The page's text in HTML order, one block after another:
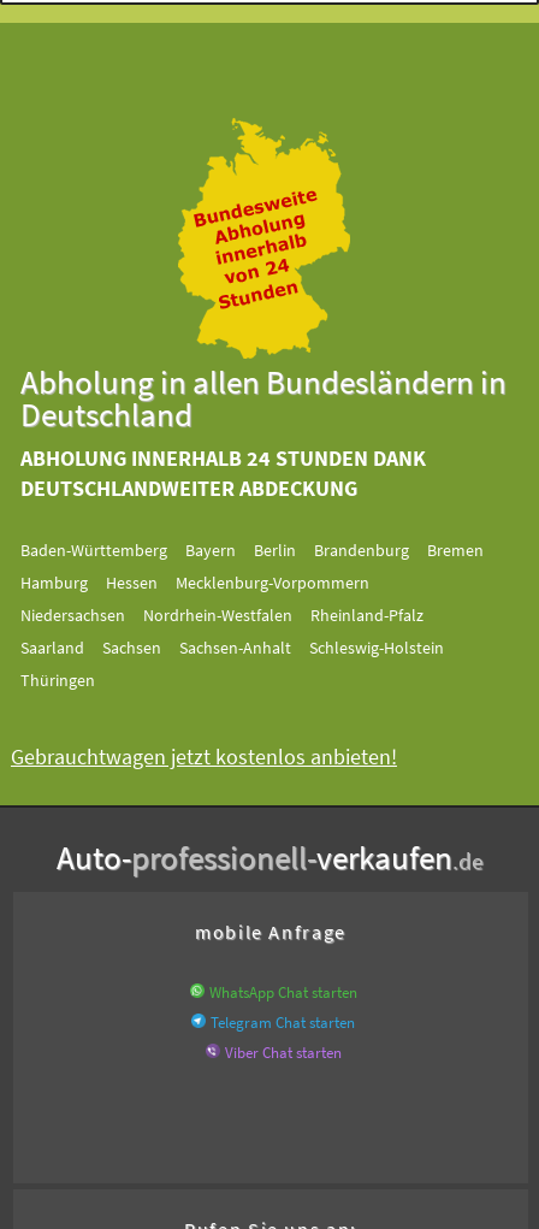
Abholung in allen Bundesländern in
Deutschland
ABHOLUNG INNERHALB 24 STUNDEN DANK
DEUTSCHLANDWEITER ABDECKUNG
Baden-Württemberg Bayern Berlin Brandenburg
Bremen
Hamburg
Hessen
Mecklenburg-Vorpommern
Niedersachsen
Nordrhein-Westfalen
Rheinland-Pfalz
Saarland
Sachsen Sachsen-Anhalt
Schleswig-Holstein
Thüringen
Gebrauchtwagen jetzt kostenlos anbieten!
Auto-professionell-verkaufen.de
mobile Anfrage
WhatsApp Chat starten
Telegram Chat starten
Viber Chat starten